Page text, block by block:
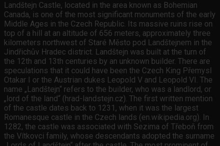
Landštejn Castle, located in the area known as Bohemian
Canada, is one of the most significant monuments of the early
Middle Ages in the Czech Republic. Its massive ruins rise on
top of a hill at an altitude of 656 meters, approximately three
kilometers northwest of Staré Město pod Landštejnem in the
Jindřichův Hradec district. Landštejn was built at the turn of
the 12th and 13th centuries by an unknown builder. There are
speculations that it could have been the Czech King Přemysl
Otakar I or the Austrian dukes Leopold V and Leopold VI. The
name „Landštejn“ refers to the builder, who was a landlord, or
„lord of the land“ (hrad-landstejn.cz). The first written mention
of the castle dates back to 1231, when it was the largest
Romanesque castle in the Czech lands (en.wikipedia.org). In
1282, the castle was associated with Sezima of Třeboň from
the Vítkovci family, whose descendants adopted the surname